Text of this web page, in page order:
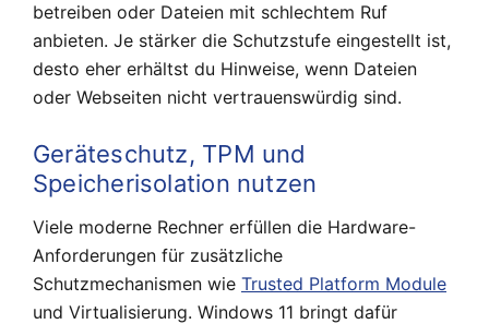
betreiben oder Dateien mit schlechtem Ruf
anbieten. Je stärker die Schutzstufe eingestellt ist,
desto eher erhältst du Hinweise, wenn Dateien
oder Webseiten nicht vertrauenswürdig sind.
Geräteschutz, TPM und
Speicherisolation nutzen
Viele moderne Rechner erfüllen die Hardware-
Anforderungen für zusätzliche
Schutzmechanismen wie Trusted Platform Module
und Virtualisierung. Windows 11 bringt dafür